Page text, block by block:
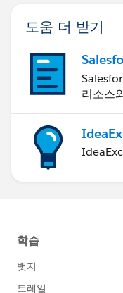
도움 더 받기
리소스